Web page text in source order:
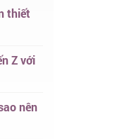
thiết
Z với
nên